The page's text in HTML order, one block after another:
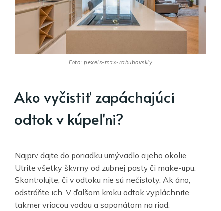
Foto: pexels-max-rahubovskiy
Ako vyčistiť zapáchajúci
odtok v kúpeľni?
Najprv dajte do poriadku umývadlo a jeho okolie.
Utrite všetky škvrny od zubnej pasty či make-upu.
Skontrolujte, či v odtoku nie sú nečistoty. Ak áno,
odstráňte ich. V ďalšom kroku odtok vypláchnite
takmer vriacou vodou a saponátom na riad.